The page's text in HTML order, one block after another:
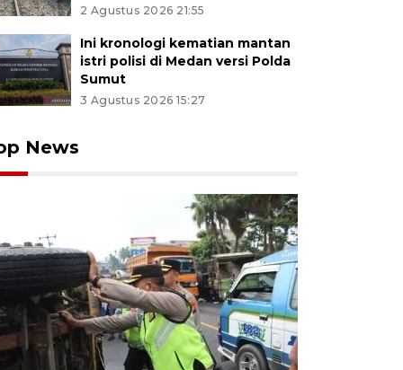
2 Agustus 2026 21:55
Ini kronologi kematian mantan
istri polisi di Medan versi Polda
Sumut
3 Agustus 2026 15:27
News